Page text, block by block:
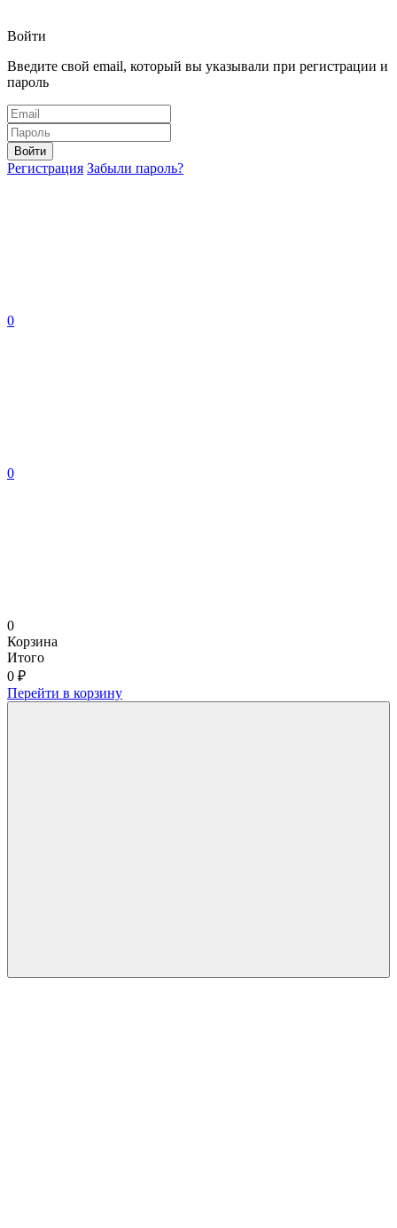
Войти
Введите свой email, который вы указывали при регистрации и
пароль
Войти
Регистрация Забыли пароль?
0
0
0
Корзина
Итого
0 ₽
Перейти в корзину